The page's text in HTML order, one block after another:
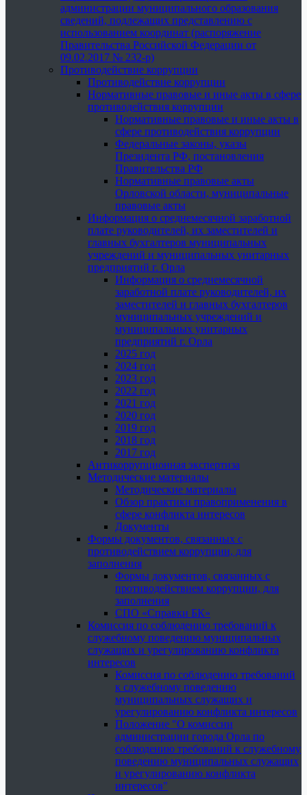
администрации муниципального образования
сведений, подлежащих представлению с
использованием координат (распоряжение
Правительства Российской Федерации от
09.02.2017 № 232-р)
Противодействие коррупции
Противодействие коррупции
Нормативные правовые и иные акты в сфере
противодействия коррупции
Нормативные правовые и иные акты в
сфере противодействия коррупции
Федеральные законы, указы
Президента РФ, постановления
Правительства РФ
Нормативные правовые акты
Орловской области, муниципальные
правовые акты
Информация о среднемесячной заработной
плате руководителей, их заместителей и
главных бухгалтеров муниципальных
учреждений и муниципальных унитарных
предприятий г. Орла
Информация о среднемесячной
заработной плате руководителей, их
заместителей и главных бухгалтеров
муниципальных учреждений и
муниципальных унитарных
предприятий г. Орла
2025 год
2024 год
2023 год
2022 год
2021 год
2020 год
2019 год
2018 год
2017 год
Антикоррупционная экспертиза
Методические материалы
Методические материалы
Обзор практики правоприменения в
сфере конфликта интересов
Документы
Формы документов, связанных с
противодействием коррупции, для
заполнения
Формы документов, связанных с
противодействием коррупции, для
заполнения
СПО «Справки БК»
Комиссия по соблюдению требований к
служебному поведению муниципальных
служащих и урегулированию конфликта
интересов
Комиссия по соблюдению требований
к служебному поведению
муниципальных служащих и
урегулированию конфликта интересов
Положение "О комиссии
администрации города Орла по
соблюдению требований к служебному
поведению муниципальных служащих
и урегулированию конфликта
интересов"